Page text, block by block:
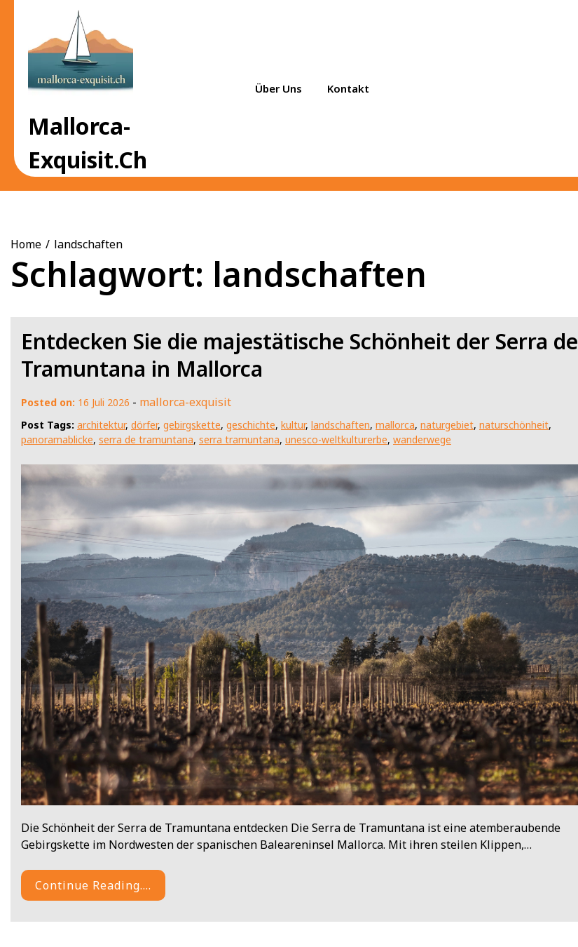
Mallorca-
Exquisit.ch
Über Uns Kontakt
Home landschaften
Schlagwort: landschaften
Entdecken Sie die majestätische Schönheit der Serra de
Tramuntana in Mallorca
Posted on: 16 Juli 2026 - mallorca-exquisit
Post Tags: architektur, dörfer, gebirgskette, geschichte, kultur, landschaften, mallorca, naturgebiet, naturschönheit,
panoramablicke, serra de tramuntana, serra tramuntana, unesco-weltkulturerbe, wanderwege
Die Schönheit der Serra de Tramuntana entdecken Die Serra de Tramuntana ist eine atemberaubende
Gebirgskette im Nordwesten der spanischen Baleareninsel Mallorca. Mit ihren steilen Klippen,…
Continue Reading....